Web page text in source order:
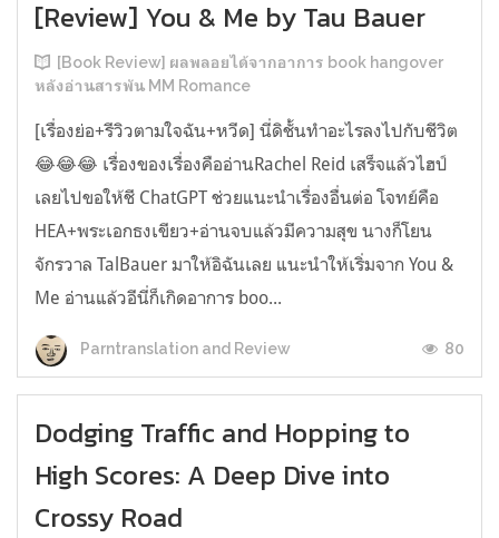
[Review] You & Me by Tau Bauer
[Book Review] ผลพลอยได้จากอาการ book hangover
หลังอ่านสารพัน MM Romance
[เรื่องย่อ+รีวิวตามใจฉัน+หวีด] นี่ดิชั้นทำอะไรลงไปกับชีวิต
😂😂😂 เรื่องของเรื่องคืออ่านRachel Reid เสร็จแล้วไฮป์
เลยไปขอให้ชี ChatGPT ช่วยแนะนำเรื่องอื่นต่อ โจทย์คือ
HEA+พระเอกธงเขียว+อ่านจบแล้วมีความสุข นางก็โยน
จักรวาล TalBauer มาให้อิฉันเลย แนะนำให้เริ่มจาก You &
Me อ่านแล้วอีนี่ก็เกิดอาการ boo...
Parntranslation and Review 80
Dodging Traffic and Hopping to
High Scores: A Deep Dive into
Crossy Road